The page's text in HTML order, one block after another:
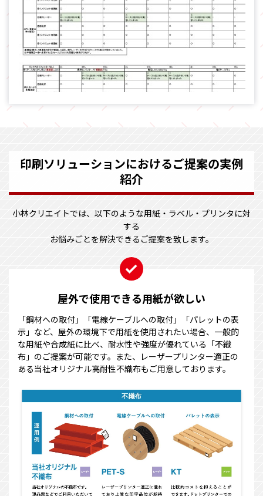
印刷ソリューションにおけるご提案の実例
紹介
小林クリエイトでは、以下のような用紙・ラベル・プリンタに対
する
お悩みごとを解決できるご提案を致します。
屋外で使用できる用紙が欲しい
「鋼材への取付」「電線ケーブルへの取付」「パレットの表
示」など、屋外の環境下で用紙を使用されたい場合、一般的
な用紙や合成紙に比べ、耐水性や強度が優れている「不織
布」のご提案が可能です。また、レーザープリンター適正の
ある当社オリジナル高耐性不織布もご用意しております。